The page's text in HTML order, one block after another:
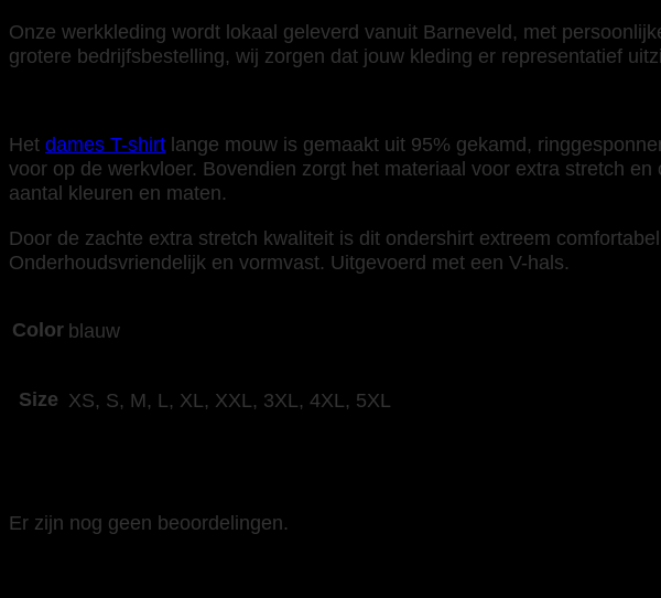
Onze werkkleding wordt lokaal geleverd vanuit Barneveld, met
grotere bedrijfsbestelling, wij zorgen dat jouw kleding er representatief
Het dames T-shirt lange mouw is gemaakt uit 95% gekamd,
voor op de werkvloer. Bovendien zorgt het materiaal voor extra stretch
aantal kleuren en maten.
Door de zachte extra stretch kwaliteit is dit ondershirt extreem
Onderhoudsvriendelijk en vormvast. Uitgevoerd met een V-hals.
Color blauw
Size XS, S, M, L, XL, XXL, 3XL, 4XL, 5XL
Er zijn nog geen beoordelingen.